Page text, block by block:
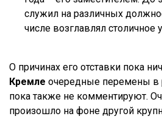
служил на различных
числе возглавлял столичное
О причинах его отставки пока
Кремле очередные перемены
пока также не комментируют.
произошло на фоне другой